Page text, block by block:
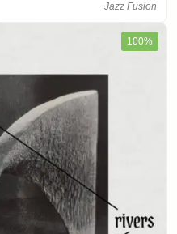
Jazz Fusion
100%